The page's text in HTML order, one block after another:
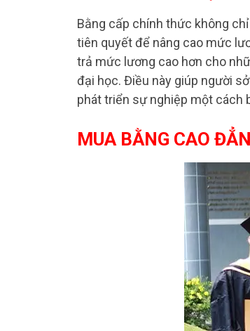
Bằng cấp chính thức không
tiên quyết để nâng cao mức
trả mức lương cao hơn cho
đại học. Điều này giúp người
phát triển sự nghiệp một cách
MUA BẰNG CAO